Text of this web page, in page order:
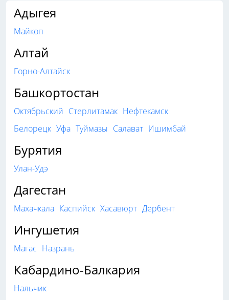
Адыгея
Майкоп
Алтай
Горно-Алтайск
Башкортостан
Октябрьский Стерлитамак Нефтекамск
Белорецк Уфа Туймазы Салават Ишимбай
Бурятия
Улан-Удэ
Дагестан
Махачкала Каспийск Хасавюрт Дербент
Ингушетия
Магас Назрань
Кабардино-Балкария
Нальчик